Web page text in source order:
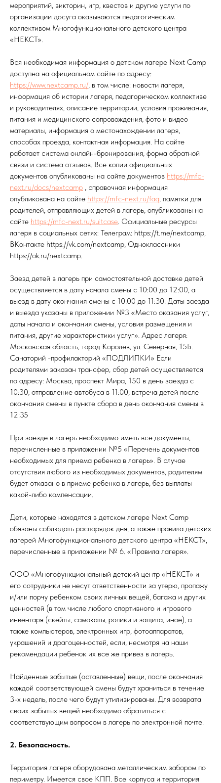
мероприятий, викторин, игр, квестов и другие услуги по
организации досуга оказываются педагогическим
коллективом Многофункционального детского центра
«НЕКСТ».
Вся необходимая информация о детском лагере Next Camp
доступна на официальном сайте по адресу:
https://www.nextcamp.ru/, в том числе: новости лагеря,
информация об истории лагеря, педагорическом коллективе
и руководителях, описание территории, условия проживания,
питания и медицинского сопровождения, фото и видео
материалы, информация о местонахождении лагеря,
способах проезда, контактная информация. На сайте
работает система онлайн-бронирования, форма обратной
связи и система отзывов. Все копии официальных
документов опубликованы на сайте документов https://mfc-
next.ru/docs/nextcamp , справочная информация
опубликована на сайте https://mfc-next.ru/faq, памятки для
родителей, отправляющих детей в лагерь, опубликованы на
сайте https://mfc-next.ru/suitcase. Официальные ресурсы
лагеря в социальных сетях: Телеграм: https://t.me/nextcamp,
ВКонтакте https://vk.com/nextcamp, Одноклассники
https://ok.ru/nextcamp.
Заезд детей в лагерь при самостоятельной доставке детей
осуществляется в дату начала смены с 10:00 до 12:00, а
выезд в дату окончания смены с 10:00 до 11:30. Даты заезда
и выезда указаны в приложении №3 «Место оказания услуг,
даты начала и окончания смены, условия размещения и
питания, другие характеристики услуг». Адрес лагеря:
Московская область, город Королев, ул. Северная, 15Б.
Санаторий -профилакторий «ПОДЛИПКИ» Если
родителями заказан трансфер, сбор детей осуществляется
по адресу: Москва, проспект Мира, 150 в день заезда с
10:30, отправление автобуса в 11:00, встреча детей после
окончания смены в пункте сбора в день окончания смены в
12:35
При заезде в лагерь необходимо иметь все документы,
перечисленные в приложении №5 «Перечень документов
необходимых для приема ребенка в лагерь». В случае
отсутствия любого из необходимых документов, родителям
будет отказано в приеме ребенка в лагерь, без выплаты
какой-либо компенсации.
Дети, которые находятся в детском лагере Next Camp
обязаны соблюдать распорядок дня, а также правила детских
лагерей Многофункционального детского центра «НЕКСТ»,
перечисленные в приложении № 6. «Правила лагеря».
ООО «Многофункциональный детский центр «НЕКСТ» и
его сотрудники не несут ответственности за утерю, пропажу
и/или порчу ребенком своих личных вещей, багажа и других
ценностей (в том числе любого спортивного и игрового
инвентаря (скейты, самокаты, ролики и защита, иное), а
также компьютеров, электронных игр, фотоаппаратов,
украшений и драгоценностей, если, несмотря на наши
рекомендации ребенок их все же привез в лагерь.
Найденные забытые (оставленные) вещи, после окончания
каждой соответствующей смены будут храниться в течение
3-х недель, после чего будут утилизированы. Для возврата
своих забытых вещей необходимо обратиться с
соответствующим вопросом в лагерь по электронной почте.
2. Безопасность.
Территория лагеря оборудована металлическим забором по
периметру. Имеется свое КПП. Все корпуса и территория